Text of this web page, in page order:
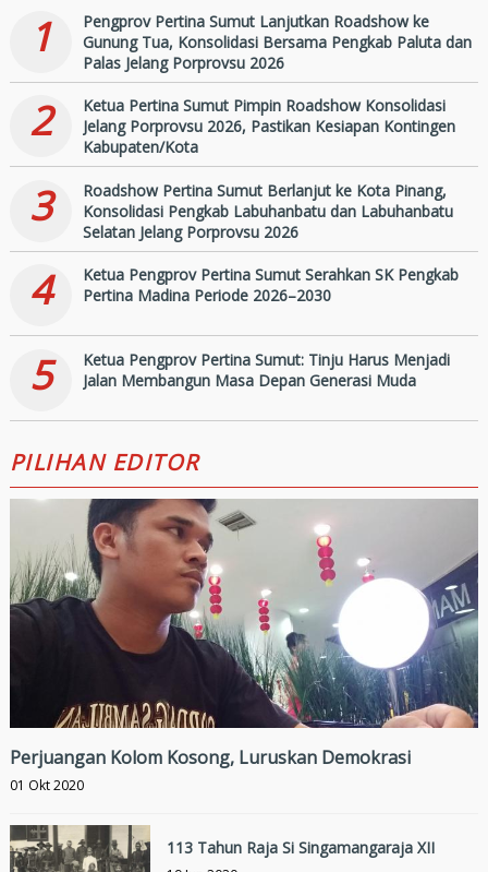
2026
1
Pengprov Pertina Sumut Lanjutkan Roadshow ke
Gunung Tua, Konsolidasi Bersama Pengkab Paluta dan
Palas Jelang Porprovsu 2026
2
Ketua Pertina Sumut Pimpin Roadshow Konsolidasi
Jelang Porprovsu 2026, Pastikan Kesiapan Kontingen
Kabupaten/Kota
3
Roadshow Pertina Sumut Berlanjut ke Kota Pinang,
Konsolidasi Pengkab Labuhanbatu dan Labuhanbatu
Selatan Jelang Porprovsu 2026
4
Ketua Pengprov Pertina Sumut Serahkan SK Pengkab
Pertina Madina Periode 2026–2030
5
Ketua Pengprov Pertina Sumut: Tinju Harus Menjadi
Jalan Membangun Masa Depan Generasi Muda
PILIHAN EDITOR
Perjuangan Kolom Kosong, Luruskan Demokrasi
01 Okt 2020
113 Tahun Raja Si Singamangaraja XII